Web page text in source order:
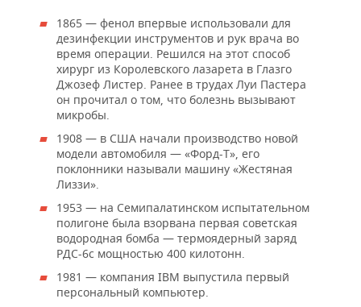
1865 — фенол впервые использовали для
дезинфекции инструментов и рук врача во
время операции. Решился на этот способ
хирург из Королевского лазарета в Глазго
Джозеф Листер. Ранее в трудах Луи Пастера
он прочитал о том, что болезнь вызывают
микробы.
1908 — в США начали производство новой
модели автомобиля — «Форд-Т», его
поклонники называли машину «Жестяная
Лиззи».
1953 — на Семипалатинском испытательном
полигоне была взорвана первая советская
водородная бомба — термоядерный заряд
РДС-6с мощностью 400 килотонн.
1981 — компания IBM выпустила первый
персональный компьютер.